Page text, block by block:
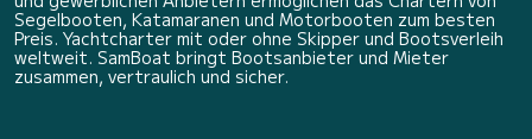
Segelbooten, Katamaranen und Motorbooten zum besten
Preis. Yachtcharter mit oder ohne Skipper und Bootsverleih
weltweit. SamBoat bringt Bootsanbieter und Mieter
zusammen, vertraulich und sicher.